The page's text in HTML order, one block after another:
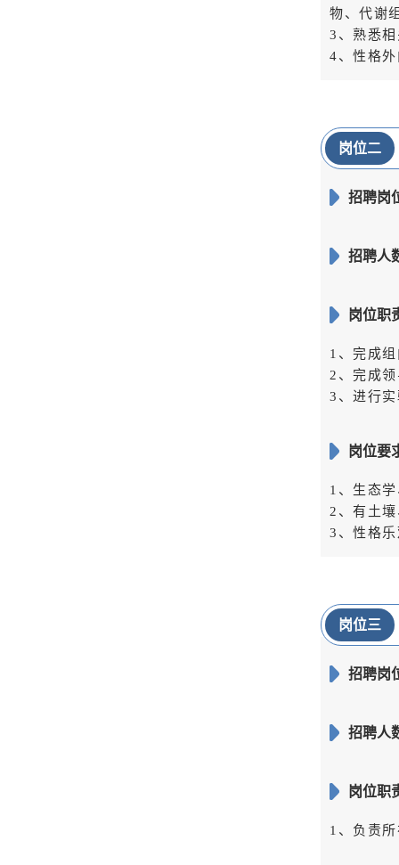
物、代谢
3、熟悉
4、性格
岗位二
招聘岗
招聘人
岗位职
1、完成
2、完成
3、进行
岗位要
1、生态
2、有土
3、性格
岗位三
招聘岗
招聘人
岗位职
1、负责